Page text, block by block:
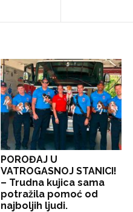
POROĐAJ U
VATROGASNOJ STANICI!
– Trudna kujica sama
potražila pomoć od
najboljih ljudi.